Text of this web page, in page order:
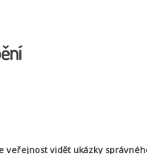
veřejnost vidět ukázky